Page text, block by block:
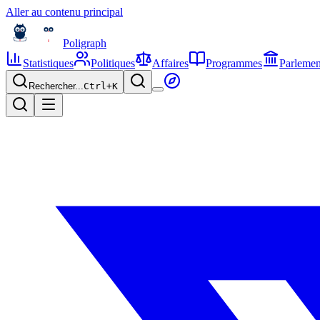
Aller au contenu principal
Poligraph
Statistiques
Politiques Affaires Programmes
Rechercher...Ctrl+K